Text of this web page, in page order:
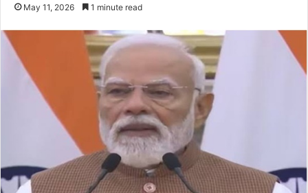
May 11, 2026 1 minute read